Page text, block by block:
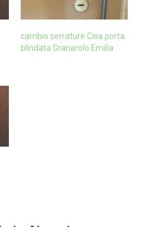
cambio serrature Cisa porta
blindata Granarolo Emilia